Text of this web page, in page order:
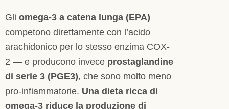
Gli omega-3 a catena lunga (EPA)
competono direttamente con l’acido
arachidonico per lo stesso enzima COX-
2 — e producono invece prostaglandine
di serie 3 (PGE3), che sono molto meno
pro-infiammatorie. Una dieta ricca di
omega-3 riduce la produzione di